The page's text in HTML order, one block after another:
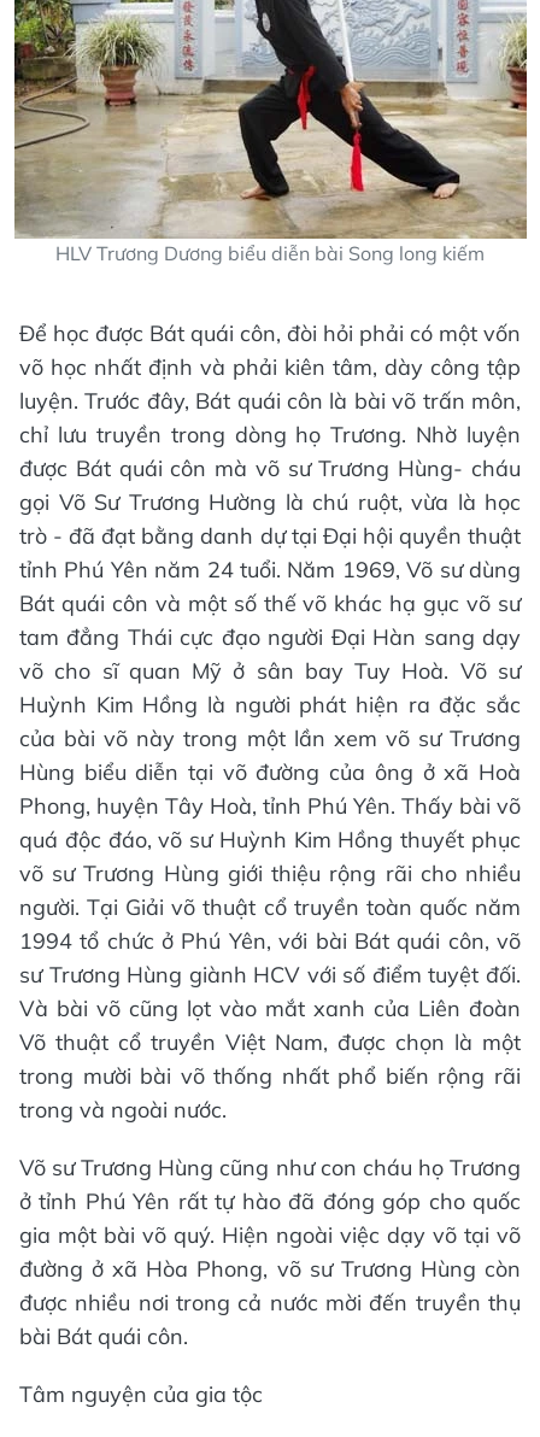
HLV Trương Dương biểu diễn bài Song long kiếm
Để học được Bát quái côn, đòi hỏi phải có một vốn
võ học nhất định và phải kiên tâm, dày công tập
luyện. Trước đây, Bát quái côn là bài võ trấn môn,
chỉ lưu truyền trong dòng họ Trương. Nhờ luyện
được Bát quái côn mà võ sư Trương Hùng- cháu
gọi Võ Sư Trương Hường là chú ruột, vừa là học
trò - đã đạt bằng danh dự tại Đại hội quyền thuật
tỉnh Phú Yên năm 24 tuổi. Năm 1969, Võ sư dùng
Bát quái côn và một số thế võ khác hạ gục võ sư
tam đẳng Thái cực đạo người Đại Hàn sang dạy
võ cho sĩ quan Mỹ ở sân bay Tuy Hoà. Võ sư
Huỳnh Kim Hồng là người phát hiện ra đặc sắc
của bài võ này trong một lần xem võ sư Trương
Hùng biểu diễn tại võ đường của ông ở xã Hoà
Phong, huyện Tây Hoà, tỉnh Phú Yên. Thấy bài võ
quá độc đáo, võ sư Huỳnh Kim Hồng thuyết phục
võ sư Trương Hùng giới thiệu rộng rãi cho nhiều
người. Tại Giải võ thuật cổ truyền toàn quốc năm
1994 tổ chức ở Phú Yên, với bài Bát quái côn, võ
sư Trương Hùng giành HCV với số điểm tuyệt đối.
Và bài võ cũng lọt vào mắt xanh của Liên đoàn
Võ thuật cổ truyền Việt Nam, được chọn là một
trong mười bài võ thống nhất phổ biến rộng rãi
trong và ngoài nước.
Võ sư Trương Hùng cũng như con cháu họ Trương
ở tỉnh Phú Yên rất tự hào đã đóng góp cho quốc
gia một bài võ quý. Hiện ngoài việc dạy võ tại võ
đường ở xã Hòa Phong, võ sư Trương Hùng còn
được nhiều nơi trong cả nước mời đến truyền thụ
bài Bát quái côn.
Tâm nguyện của gia tộc